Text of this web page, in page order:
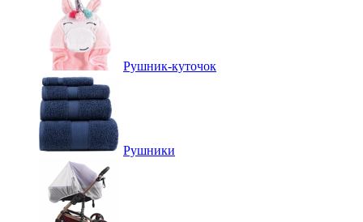
Рушник-куточок
Рушники